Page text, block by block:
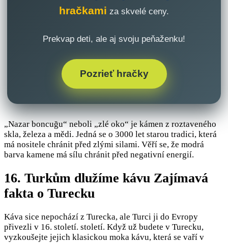
hračkami za skvelé ceny.
Prekvap deti, ale aj svoju peňaženku!
Pozrieť hračky
„Nazar boncuğu“ neboli „zlé oko“ je kámen z roztaveného
skla, železa a mědi. Jedná se o 3000 let starou tradici, která
má nositele chránit před zlými silami. Věří se, že modrá
barva kamene má sílu chránit před negativní energií.
16. Turkům dlužíme kávu Zajímavá
fakta o Turecku
Káva sice nepochází z Turecka, ale Turci ji do Evropy
přivezli v 16. století. století. Když už budete v Turecku,
vyzkoušejte jejich klasickou moka kávu, která se vaří v